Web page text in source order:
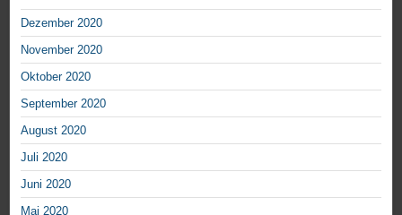
Dezember 2020
November 2020
Oktober 2020
September 2020
August 2020
Juli 2020
Juni 2020
Mai 2020